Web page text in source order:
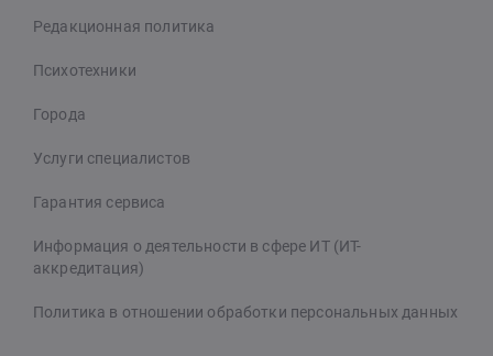
Редакционная политика
Психотехники
Города
Услуги специалистов
Гарантия сервиса
Информация о деятельности в сфере ИТ (ИТ-
аккредитация)
Политика в отношении обработки персональных данных